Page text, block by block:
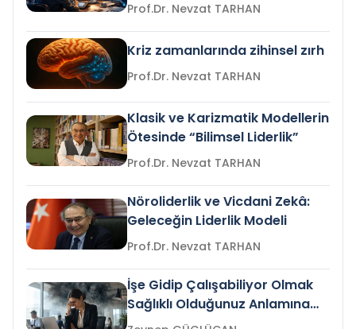
Prof.Dr. Nevzat TARHAN
Kriz zamanlarında zihinsel zırh
Prof.Dr. Nevzat TARHAN
Klasik ve Karizmatik Modellerin
Ötesinde “Bilimsel Liderlik”
Prof.Dr. Nevzat TARHAN
Nöroliderlik ve Vicdani Zekâ:
Geleceğin Liderlik Modeli
Prof.Dr. Nevzat TARHAN
İşe Gidip Çalışabiliyor Olmak
Sağlıklı Olduğunuz Anlamına
Gelir mi?